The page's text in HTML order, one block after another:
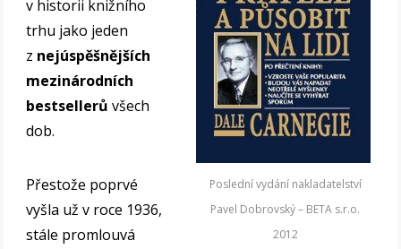
Poslední vydání nakladatelství
Pavel Dobrovský – BETA s.r.o.
2012
v historii knižního
trhu jako jeden
z nejúspěšnějších
mezinárodních
bestsellerů všech
dob.
Přestože poprvé
vyšla už v roce 1936,
stále promlouvá